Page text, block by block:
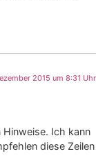
2015 um 8:31 Uhr
Hinweise. Ich kann
diese Zeilen